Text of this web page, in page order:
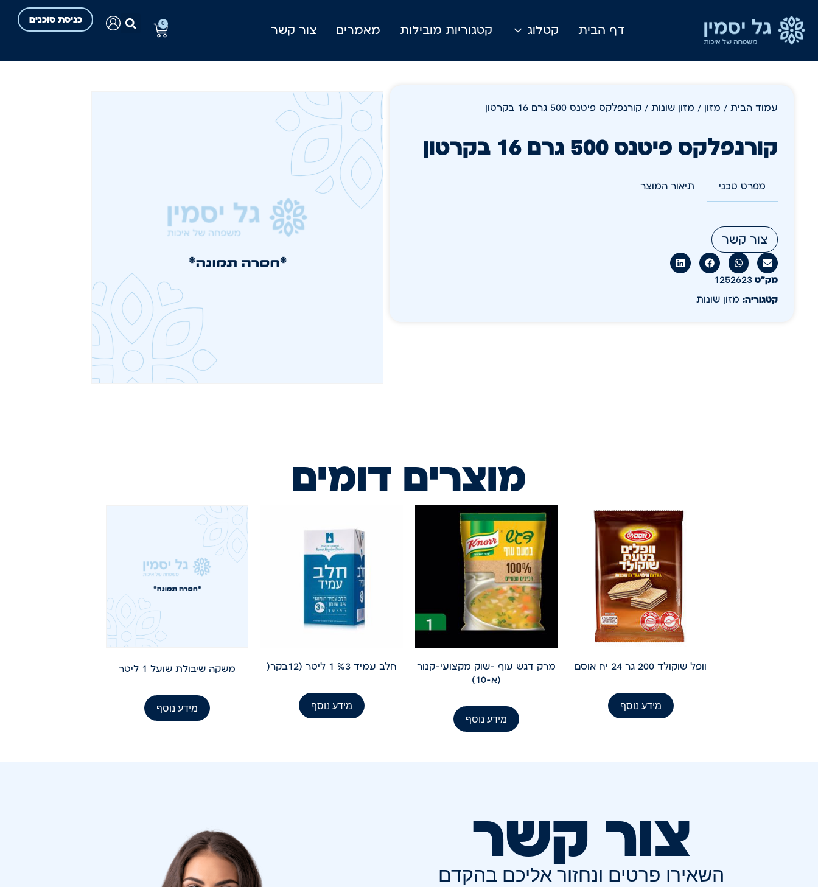
דף הבית קטלוג קטגוריות מובילות מאמרים צור קשר
כניסת סוכנים 0
עמוד הבית / מזון / מזון שונות / קורנפלקס פיטנס 500 גרם 16 בקרטון
קורנפלקס פיטנס 500 גרם 16 בקרטון
מפרט טכני תיאור המוצר
צור קשר
מק״ט 1252623
קטגוריה: מזון שונות
מוצרים דומים
וופל שוקולד 200 גר 24 יח אוסם
מידע נוסף
מרק דגש עוף -שוק מקצועי-קנור
(א-10)
מידע נוסף
חלב עמיד %3 1 ליטר (12בקר(
מידע נוסף
משקה שיבולת שועל 1 ליטר
מידע נוסף
צור קשר
השאירו פרטים ונחזור אליכם בהקדם